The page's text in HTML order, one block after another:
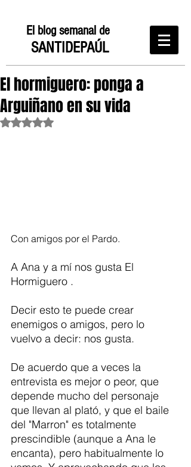
El blog semanal de
SANTIDEPAÚL
El hormiguero: ponga a
Arguiñano en su vida
Obtuvo NaN de 5 estrellas.
Con amigos por el Pardo.
A Ana y a mí nos gusta El
Hormiguero .
Decir esto te puede crear
enemigos o amigos, pero lo
vuelvo a decir: nos gusta.
De acuerdo que a veces la
entrevista es mejor o peor, que
depende mucho del personaje
que llevan al plató, y que el baile
del "Marron" es totalmente
prescindible (aunque a Ana le
encanta), pero habitualmente lo